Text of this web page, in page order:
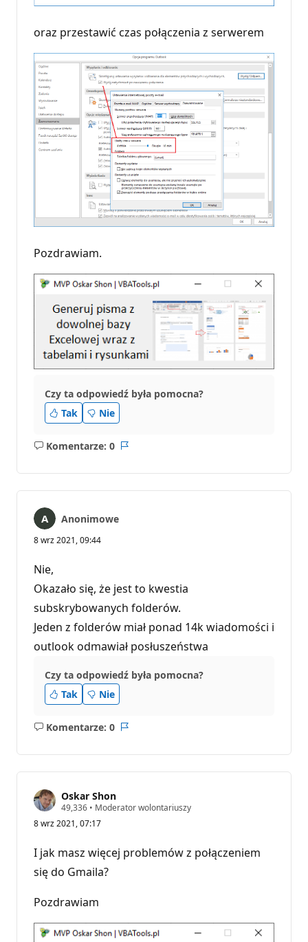
oraz przestawić czas połączenia z serwerem
Pozdrawiam.
Czy ta odpowiedź była pomocna?
Tak
Nie
Komentarze: 0
Brak
Anonimowe
8 wrz 2021, 09:44
Nie,
Okazało się, że jest to kwestia
subskrybowanych folderów.
Jeden z folderów miał ponad 14k wiadomości i
outlook odmawiał posłuszeństwa
Czy ta odpowiedź była pomocna?
Tak
Nie
Komentarze: 0
Brak
Oskar Shon
49,336 P
n
t
y
r
e
u
t
a
c
• Moderator wolontariuszy
8 wrz 2021, 07:17
I jak masz więcej problemów z połączeniem
się do Gmaila?
Pozdrawiam